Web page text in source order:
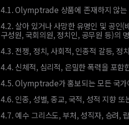
4.1.Olymptrade 상품에 존재하지 않는
4.2. 살아 있거나 사망한 유명인 및 공인(
구성원, 국회의원, 정치인, 공무원 등)의
4.3. 전쟁, 정치, 사회적, 인종적 갈등, 정
4.4. 신체적, 심리적, 은밀한 폭력을 포함
4.5.Olymptrade가 홍보되는 모든 국가
4.6. 인종, 성별, 종교, 국적, 성적 지향 또
4.7. 예수 그리스도, 부처, 성직자, 승려,